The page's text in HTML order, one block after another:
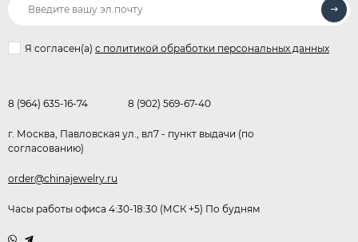
Я согласен(a) с политикой обработки персональных данных
8 (964) 635-16-74 8 (902) 569-67-40
г. Москва, Павловская ул., вл7 - пункт выдачи (по
согласованию)
order@chinajewelry.ru
Часы работы офиса 4:30-18:30 (МСК +5) По будням